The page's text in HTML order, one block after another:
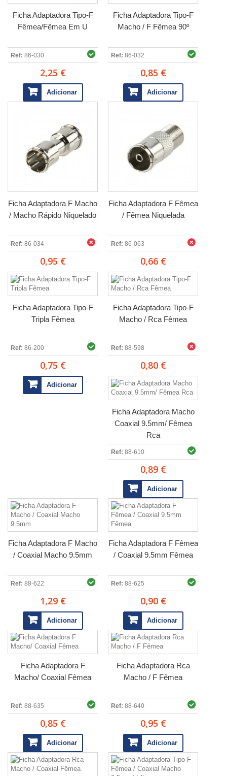
Ficha Adaptadora Tipo-F
Fêmea/Fêmea Em U
Ref: 86-030
2,25 €
Adicionar
Ficha Adaptadora Tipo-F
Macho / F Fêmea 90º
Ref: 86-032
0,85 €
Adicionar
Ficha Adaptadora F Macho
/ Macho Rápido Niquelado
Ref: 86-034
0,95 €
Ficha Adaptadora F Fêmea
/ Fêmea Niquelada
Ref: 86-063
0,66 €
Ficha Adaptadora Tipo-F
Tripla Fêmea
Ref: 86-200
0,75 €
Adicionar
Ficha Adaptadora Tipo-F
Macho / Rca Fêmea
Ref: 88-598
0,80 €
Ficha Adaptadora Macho
Coaxial 9.5mm/ Fêmea
Rca
Ref: 88-610
0,89 €
Adicionar
Ficha Adaptadora F Macho
/ Coaxial Macho 9.5mm
Ref: 88-622
1,29 €
Adicionar
Ficha Adaptadora F Fêmea
/ Coaxial 9.5mm Fêmea
Ref: 88-625
0,90 €
Adicionar
Ficha Adaptadora F
Macho/ Coaxial Fêmea
Ref: 88-635
0,85 €
Adicionar
Ficha Adaptadora Rca
Macho / F Fêmea
Ref: 88-640
0,95 €
Adicionar